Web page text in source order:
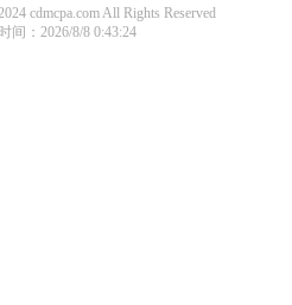
cdmcpa.com All Rights Reserved
间：2026/8/8 0:43:24